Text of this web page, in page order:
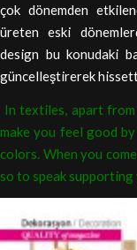
çok dönemden
üreten eski
design bu konudaki
güncelleştirerek
In textiles, apart
makeyou feel good
colors. When you
so to speak supporting